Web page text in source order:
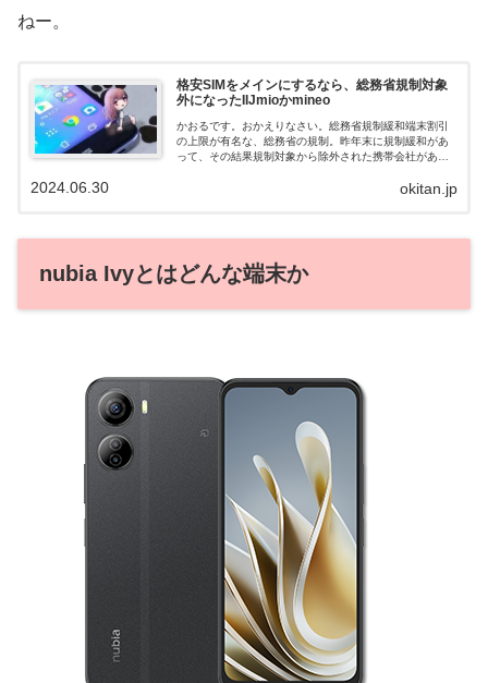
ねー。
格安SIMをメインにするなら、総務省規制対象
外になったIIJmioかmineo
かおるです。おかえりなさい。総務省規制緩和端末割引
の上限が有名な、総務省の規制。昨年末に規制緩和があ
って、その結果規制対象から除外された携帯会社があり
okitan.jp
2024.06.30
nubia Ivyとはどんな端末か